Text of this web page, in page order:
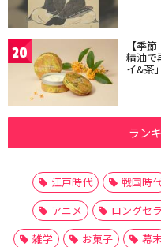
20 【季
精油で
イ&茶
ラン
江戸時代 戦国時
アニメ
ロングセ
雑学
お菓子 幕